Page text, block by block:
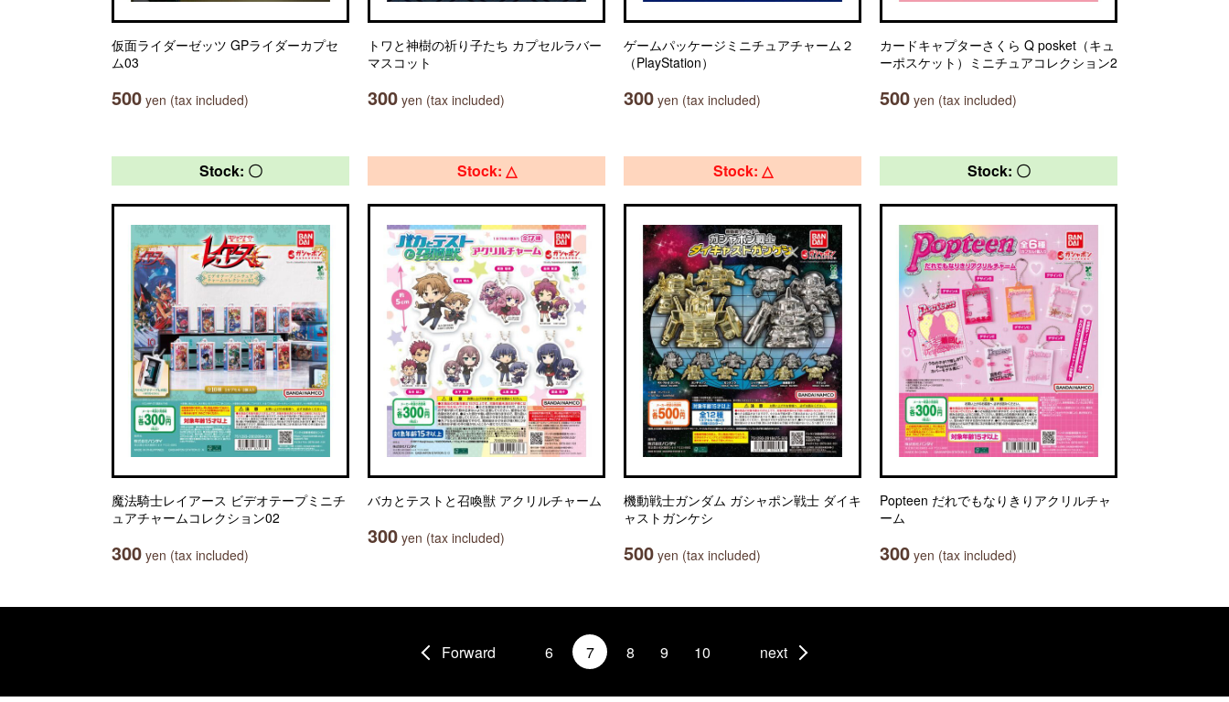
仮面ライダーゼッツ GPライダーカプセ
ム03
500 yen (tax included)
トワと神樹の祈り子たち カプセルラバー
マスコット
300 yen (tax included)
ゲームパッケージミニチュアチャーム２
（PlayStation）
300 yen (tax included)
カードキャプターさくら Q posket（キュ
ーポスケット）ミニチュアコレクション2
500 yen (tax included)
Stock: 〇
魔法騎士レイアース ビデオテープミニチ
ュアチャームコレクション02
300 yen (tax included)
Stock: △
バカとテストと召喚獣 アクリルチャーム
300 yen (tax included)
Stock: △
機動戦士ガンダム ガシャポン戦士 ダイキ
ャストガンケシ
500 yen (tax included)
Stock: 〇
Popteen だれでもなりきりアクリルチャ
ーム
300 yen (tax included)
Forward 6 7 8 9 10 next